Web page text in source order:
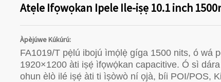
Atẹle Ifọwọkan Ipele Ile-iṣẹ 10.1 inch
Àpèjúwe Kúkúrú:
FA1019/T pẹ̀lú ibojú ìmọ́lẹ̀ gíga 1500 nits, ó wá
1920×1200 àti iṣẹ́ ìfọwọ́kan capacitive. Ó sì
ohun èlò ilé iṣẹ́ àti ti ìṣòwò ní ọjà, bíi POI/POS,